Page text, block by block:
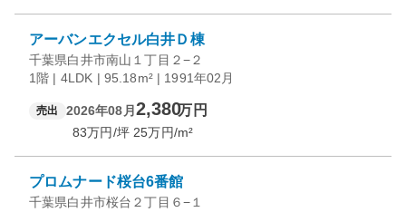
アーバンエクセル白井Ｄ棟
千葉県白井市南山１丁目２−２
1階 | 4LDK | 95.18m² | 1991年02月
売出 2026年08月 2,380万円
83万円/坪 25万円/m²
プロムナード桜台6番館
千葉県白井市桜台２丁目６−１